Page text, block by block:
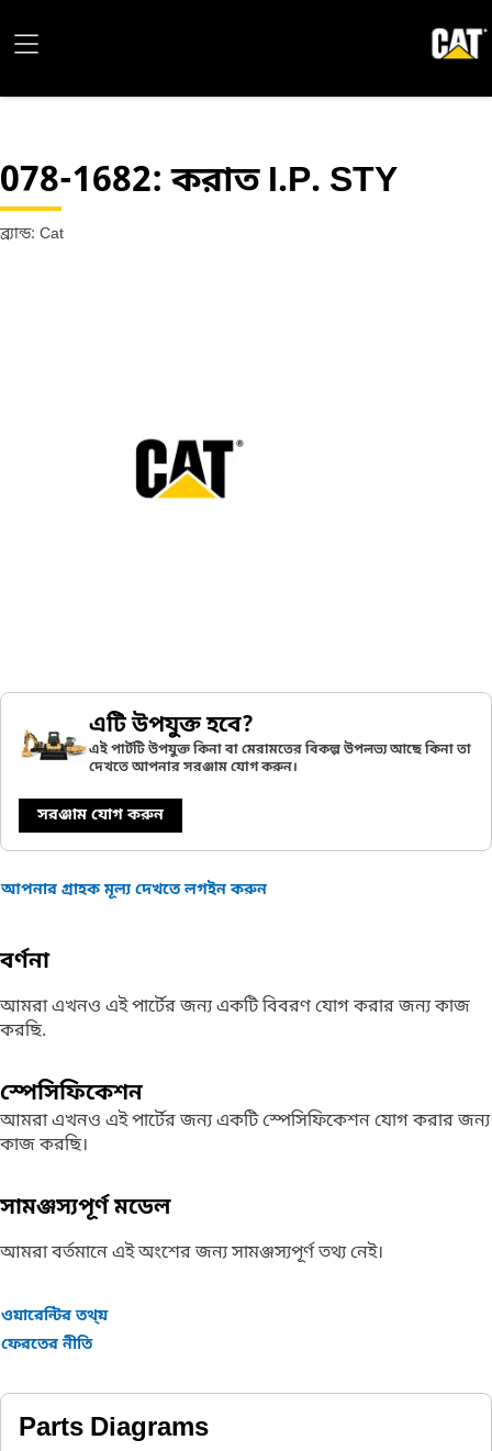
078-1682: করাত I.P. STY
ব্র্যান্ড: Cat
এটি উপযুক্ত হবে?
এই পার্টটি উপযুক্ত কিনা বা মেরামতের বিকল্প উপলভ্য আছে কিনা তা
দেখতে আপনার সরঞ্জাম যোগ করুন।
সরঞ্জাম যোগ করুন
আপনার গ্রাহক মূল্য দেখতে লগইন করুন
বর্ণনা
আমরা এখনও এই পার্টের জন্য একটি বিবরণ যোগ করার জন্য কাজ
করছি.
স্পেসিফিকেশন
আমরা এখনও এই পার্টের জন্য একটি স্পেসিফিকেশন যোগ করার জন্য
কাজ করছি।
সামঞ্জস্যপূর্ণ মডেল
আমরা বর্তমানে এই অংশের জন্য সামঞ্জস্যপূর্ণ তথ্য নেই।
ওয়ারেন্টির তথ্য়
ফেরতের নীতি
Parts Diagrams